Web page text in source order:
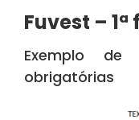
Fuvest – 1ª
Exemplo de
obrigatórias